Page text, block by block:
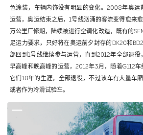
色涂装，车辆内饰没有明显的变化。2008年奥运
运营，奥运结束之后，1号线汹涌的客流变得愈来
万公里厂修期，陆续被进行空调化改造，既有的
足运力要求，只好将在奥运前夕封存的DK20和
部回到1号线继续参与运营，直到2012年全部退役
早高峰和晚高峰的运营，2012年3月，随着G112
它们18年的生涯，全部退役，不过该车有大量车
或者作为冷滑试验车。